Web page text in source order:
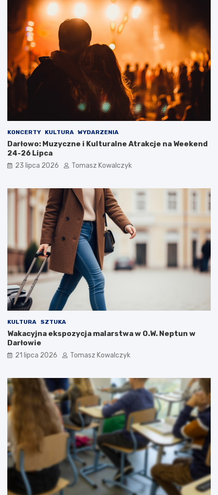
KONCERTY KULTURA WYDARZENIA
Darłowo: Muzyczne i Kulturalne Atrakcje na Weekend
24-26 Lipca
23 lipca 2026 Tomasz Kowalczyk
KULTURA SZTUKA
Wakacyjna ekspozycja malarstwa w O.W. Neptun w
Darłowie
21 lipca 2026 Tomasz Kowalczyk